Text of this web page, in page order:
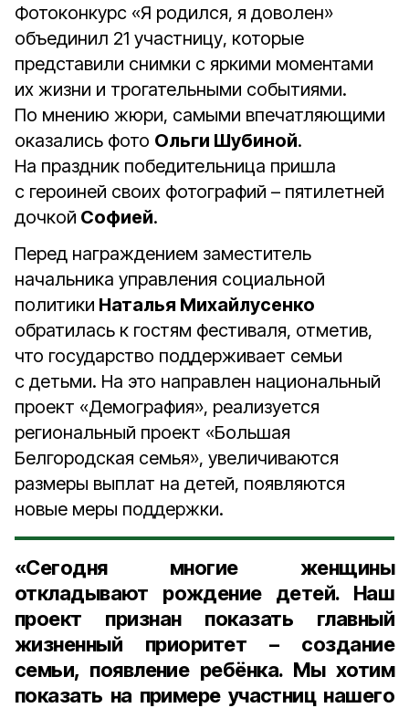
Фотоконкурс «Я родился, я доволен»
объединил 21 участницу, которые
представили снимки с яркими моментами
их жизни и трогательными событиями.
По мнению жюри, самыми впечатляющими
оказались фото Ольги Шубиной.
На праздник победительница пришла
с героиней своих фотографий – пятилетней
дочкой Софией.
Перед награждением заместитель
начальника управления социальной
политики Наталья Михайлусенко
обратилась к гостям фестиваля, отметив,
что государство поддерживает семьи
с детьми. На это направлен национальный
проект «Демография», реализуется
региональный проект «Большая
Белгородская семья», увеличиваются
размеры выплат на детей, появляются
новые меры поддержки.
«Сегодня многие женщины
откладывают рождение детей. Наш
проект признан показать главный
жизненный приоритет – создание
семьи, появление ребёнка. Мы хотим
показать на примере участниц нашего